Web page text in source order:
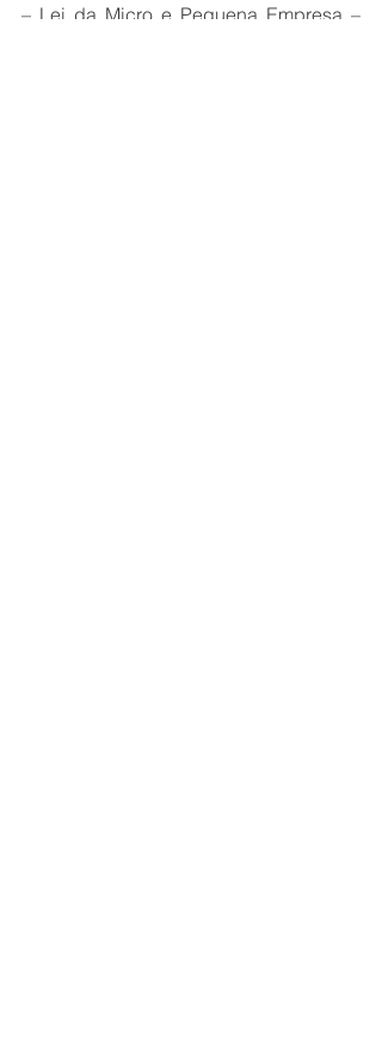
– Lei da Micro e Pequena Empresa –